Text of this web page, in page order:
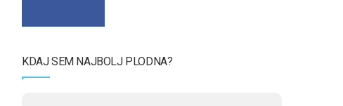
KDAJ SEM NAJBOLJ PLODNA?